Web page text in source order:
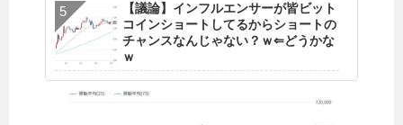
【議論】インフルエンサーが皆ビット
コインショートしてるからショートの
チャンスなんじゃない？ｗ⇐どうかな
ｗ